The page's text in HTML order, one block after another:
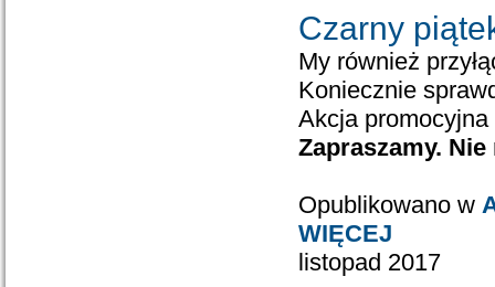
Czarny
My również
Koniecznie
Akcja promocyjna
Zapraszamy.
Opublikowano w
WIĘCEJ
listopad 2017